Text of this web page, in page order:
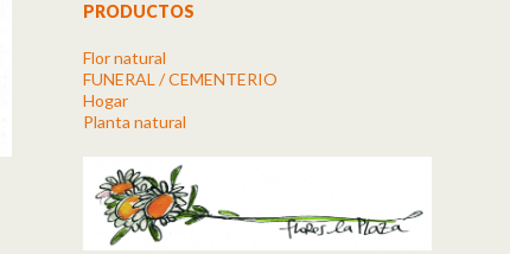
PRODUCTOS
Flor natural
FUNERAL / CEMENTERIO
Hogar
Planta natural